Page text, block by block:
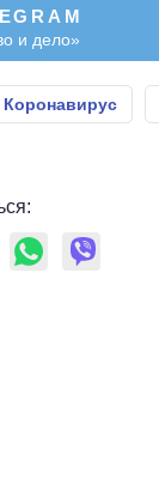
и дело»
Коронавирус